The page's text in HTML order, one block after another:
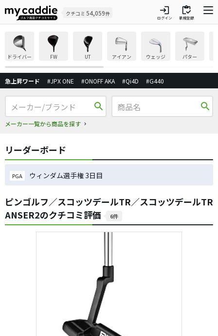
クチコミ 54,059件 login
ログイン
inventory
新規登録
ドライバー FW UT アイアン ウェッジ パター
急上昇ワード #JPX ONE #ONOFF AKA #Qi4D #G440
search
メーカー一覧から商品を探す
search
リーダーボード
PGA ウィンダム選手権 3日目
ピンゴルフ／スコッツデールTR／スコッツデールTR
ANSER2のクチコミ評価
6件